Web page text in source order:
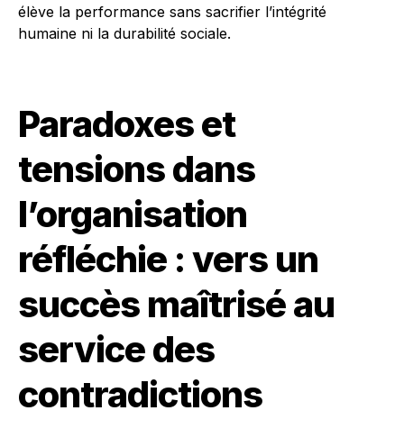
élève la performance sans sacrifier l’intégrité
humaine ni la durabilité sociale.
Paradoxes et
tensions dans
l’organisation
réfléchie : vers un
succès maîtrisé au
service des
contradictions